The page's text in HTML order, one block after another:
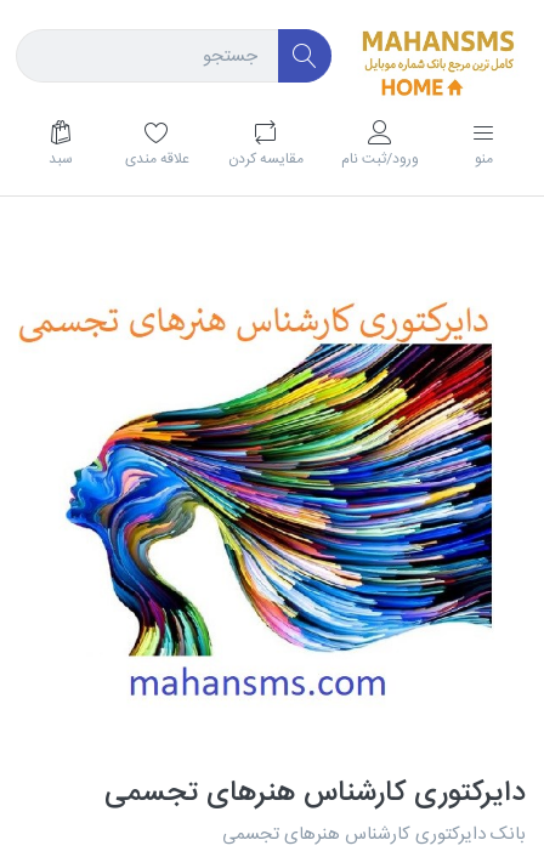
منو ورود/ثبت نام مقايسه كردن علاقه مندی سبد
دایرکتوری کارشناس هنرهای تجسمی
بانک دایرکتوری کارشناس هنرهای تجسمی